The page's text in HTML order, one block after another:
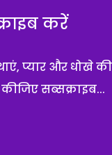
करें
प्यार और धोखे
सब्सक्राइब...